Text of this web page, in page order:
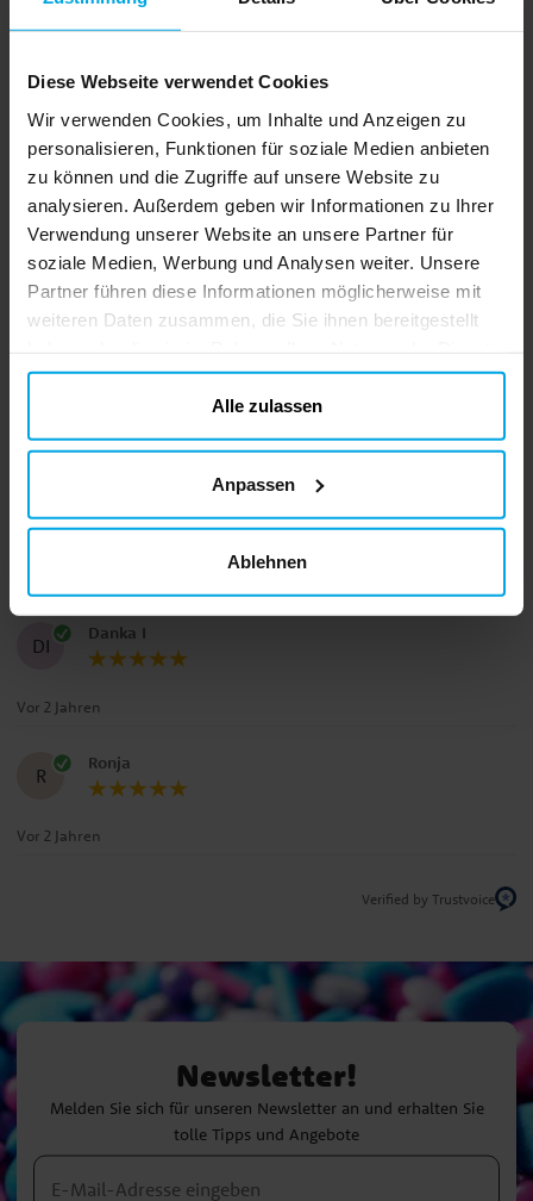
Diese Webseite verwendet Cookies
Wir verwenden Cookies, um Inhalte und Anzeigen zu
personalisieren, Funktionen für soziale Medien anbieten
zu können und die Zugriffe auf unsere Website zu
analysieren. Außerdem geben wir Informationen zu Ihrer
Verwendung unserer Website an unsere Partner für
soziale Medien, Werbung und Analysen weiter. Unsere
Partner führen diese Informationen möglicherweise mit
weiteren Daten zusammen, die Sie ihnen bereitgestellt
gesammelt haben. Ihre Einwilligung können Sie jederzeit.
Alle zulassen
Anpassen
Ablehnen
4.5
4 ratings
4☆
3 ☆
1 ☆
Bewertungen (4)
G
Wie erwartet. Produkt in Ordnung.
Übersetzt aus dem Norwegischen • Auf Originalsprache anzeigen
Vor 3 Jahren
AJ
DI
Danka I
Vor 2 Jahren
R
Ronja
Vor 2 Jahren
Verified by Trustvoice
Newsletter!
Melden Sie sich für unseren Newsletter an und erhalten Sie
tolle Tipps und Angebote